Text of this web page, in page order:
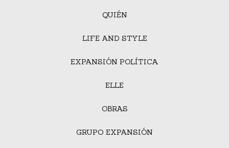
QUIÉN
LIFE AND STYLE
EXPANSIÓN POLÍTICA
ELLE
OBRAS
GRUPO EXPANSIÓN